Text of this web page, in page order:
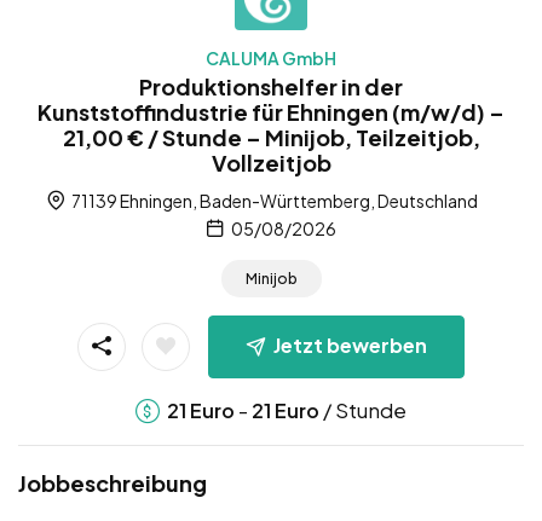
CALUMA GmbH
Produktionshelfer in der
Kunststoffindustrie für Ehningen (m/w/d) –
21,00 € / Stunde – Minijob, Teilzeitjob,
Vollzeitjob
71139 Ehningen, Baden-Württemberg, Deutschland
05/08/2026
Minijob
Jetzt bewerben
21 Euro - 21 Euro / Stunde
Jobbeschreibung